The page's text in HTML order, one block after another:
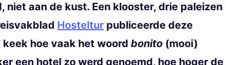
niet aan de kust. Een klooster, drie paleizen
Hosteltur publiceerde deze
hoe vaak het woord bonito (mooi)
een hotel zo werd genoemd, hoe hoger de